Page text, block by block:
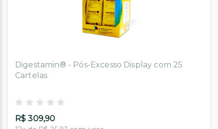
Digestamin® - Pós-Excesso Display com 25
Cartelas
R$ 309,90